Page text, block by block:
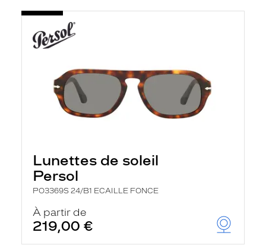
Lunettes de soleil
Persol
PO3369S 24/B1 ECAILLE FONCE
À partir de
219,00 €